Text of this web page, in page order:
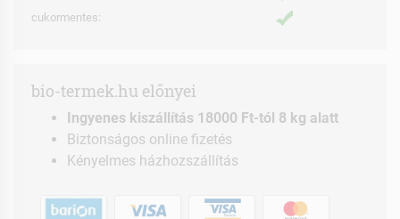
cukormentes:
bio-termek.hu előnyei
Ingyenes kiszállítás 18000 Ft-tól 8 kg alatt
Biztonságos online fizetés
Kényelmes házhozszállítás